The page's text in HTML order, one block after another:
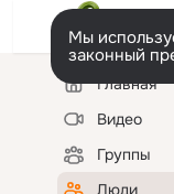
Мы
законный
Левая
колонкаГлавная
Видео
Группы
Люди